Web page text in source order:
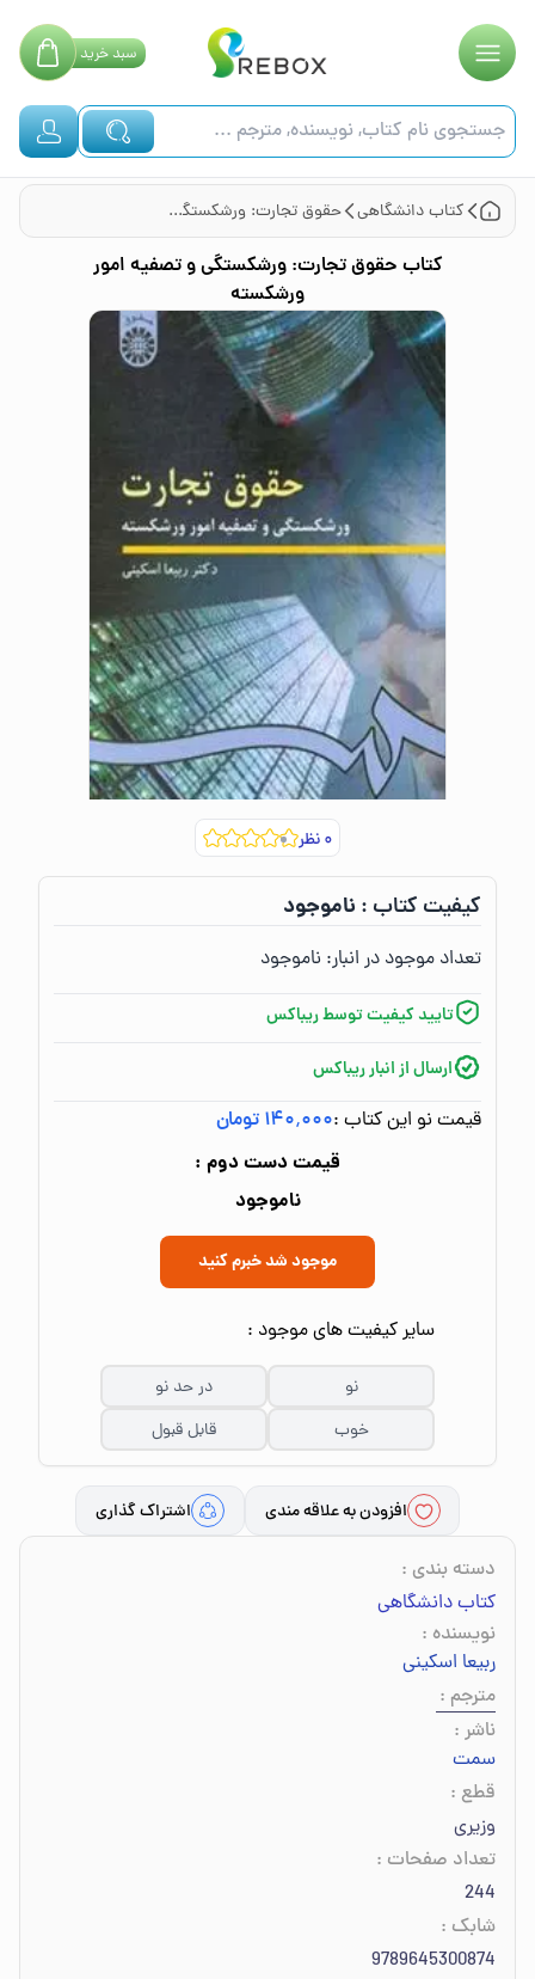
سبدخرید
کتابدانشگاهی حقوق تجارت: ورشکستگی و تصفیه امور ورشکسته
کتاب حقوق تجارت: ورشکستگی و تصفیه امور
ورشکسته
۰نظر
کیفیت کتاب :‌ ناموجود
تعداد موجود در انبار:‌ ناموجود
تایید کیفیت توسط ریباکس
ارسال از انبار ریباکس
قیمت نو این کتاب :۱۴۰٬۰۰۰ تومان
قیمت دست دوم :
ناموجود
موجود شد خبرم کنید
سایر کیفیت های موجود :
نو
در حد نو
خوب
قابل قبول
افزودن به علاقه مندی اشتراک گذاری
دسته بندی :
کتاب دانشگاهی
نویسنده :
ربیعا اسکینی
مترجم :
ناشر :
سمت
قطع :
وزیری
تعداد صفحات :
244
شابک :
9789645300874